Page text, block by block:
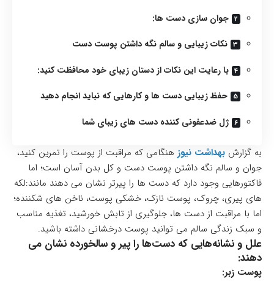
جوان سازی دست ها:
نکات زیبایی و سالم نگه داشتن پوست دست
با رعایت این نکات از دستان زیبای خود محافظت کنید:
حفظ زیبایی دست ها و کارهایی که نباید انجام دهید
ژل ضدعفونی کننده دست های زیبای شما
به گزارش بهداشت نیوز هنگامی که مراقبت از پوست را تمرین کنید،
جوان و سالم نگه داشتن پوست دست و کل بدن آسان است؛ اما
فاکتورهایی وجود دارد که دست ها را پیرتر نشان می دهند مانند:لکه
های پیری، چروک، پوست نازک، خشکی پوست، ناخن های شکننده؛
اما با مراقبت از دست ها، جلوگیری از تابش خورشید، تغذیه مناسب
و سبک زندگی سالم می توانید پوست درخشانی داشته باشید.
علل و نشانه‌هایی که دست‌ها را پیر و سالخورده نشان می
دهند:
پوست زبر: